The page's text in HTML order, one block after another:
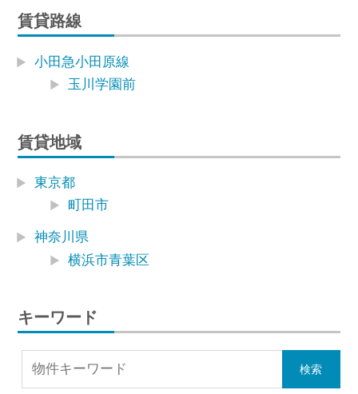
賃貸路線
小田急小田原線
玉川学園前
賃貸地域
東京都
町田市
神奈川県
横浜市青葉区
キーワード